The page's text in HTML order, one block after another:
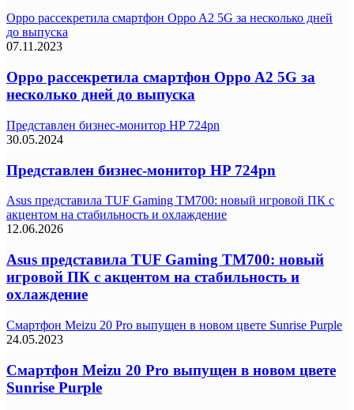
Oppo рассекретила смартфон Oppo A2 5G за несколько дней
до выпуска
07.11.2023
Oppo рассекретила смартфон Oppo A2 5G за
несколько дней до выпуска
Представлен бизнес-монитор HP 724pn
30.05.2024
Представлен бизнес-монитор HP 724pn
Asus представила TUF Gaming TM700: новый игровой ПК с
акцентом на стабильность и охлаждение
12.06.2026
Asus представила TUF Gaming TM700: новый
игровой ПК с акцентом на стабильность и
охлаждение
Смартфон Meizu 20 Pro выпущен в новом цвете Sunrise Purple
24.05.2023
Смартфон Meizu 20 Pro выпущен в новом цвете
Sunrise Purple